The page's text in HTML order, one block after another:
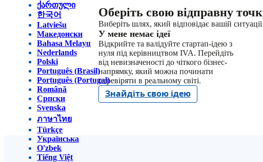
ქართული
한국어
Latviešu
Македонски
Bahasa Melayu
Nederlands
Polski
Português (Brasil)
Português (Portugal)
Română
Српски
Svenska
ภาษาไทย
Türkçe
Українська
O'zbek
Tiếng Việt
Оберіть свою відправну
Виберіть шлях, який відповідає вашій ситуації
У мене немає ідеї
Відкрийте та валідуйте стартап-ідею з
нуля під керівництвом IVA. Перейдіть
від невизначеності до чіткого бізнес-
напрямку, який можна починати
перевіряти в реальному світі.
Знайдіть свою ідею